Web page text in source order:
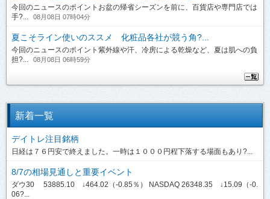
今回のニュースのポイントお盆の帰省シーズンを前に、百貨店や専門店では
手?...
08月08日 07時04分
夏こそライン使いのススメ 化粧品各社が競う角?...
今回のニュースのポイント紫外線や汗、冷房による乾燥など、夏は肌への負
担?...
08月08日 06時59分
新着一覧
デイトレ注目銘柄
日経は７６円安で終えました。一時は１０００円程下落する場面もあり?...
8/7の相場見通しと重要イベント
ダウ30 53885.10 ↓464.02（-0.85％） NASDAQ 26348.35 ↓15.09（-0.
06?...